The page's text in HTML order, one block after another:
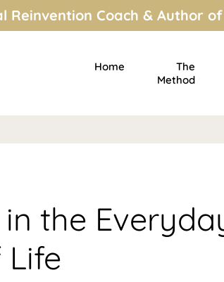
Coach & Author of
Home
The
Method
the